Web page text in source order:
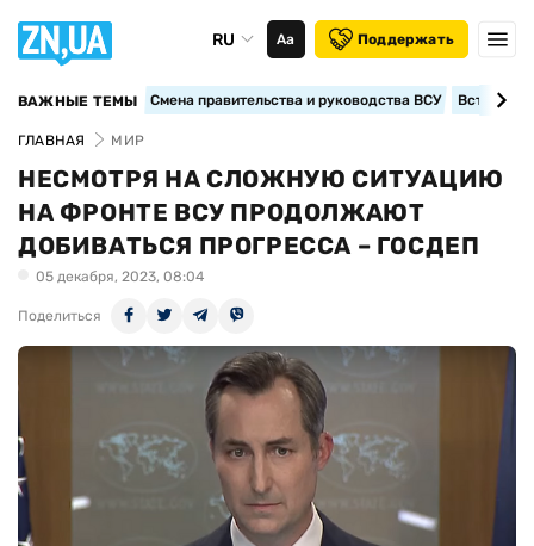
RU Аа Поддержать
ВАЖНЫЕ ТЕМЫ Смена правительства и руководства ВСУ
ГЛАВНАЯ МИР
НЕСМОТРЯ НА СЛОЖНУЮ СИТУАЦИЮ
НА ФРОНТЕ ВСУ ПРОДОЛЖАЮТ
ДОБИВАТЬСЯ ПРОГРЕССА – ГОСДЕП
05 декабря, 2023, 08:04
Поделиться